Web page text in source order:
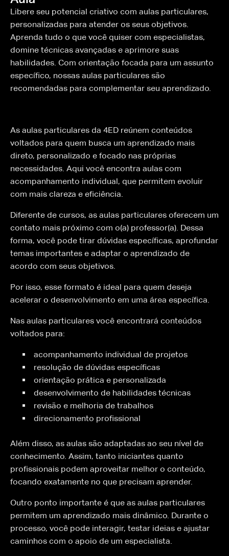
Libere seu potencial criativo com aulas particulares,
personalizadas para atender os seus objetivos.
Aprenda tudo o que você quiser com especialistas,
domine técnicas avançadas e aprimore suas
habilidades. Com orientação focada para um assunto
específico, nossas aulas particulares são
recomendadas para complementar seu aprendizado.
As aulas particulares da 4ED reúnem conteúdos
voltados para quem busca um aprendizado mais
direto, personalizado e focado nas próprias
necessidades. Aqui você encontra aulas com
acompanhamento individual, que permitem evoluir
com mais clareza e eficiência.
Diferente de cursos, as aulas particulares oferecem um
contato mais próximo com o(a) professor(a). Dessa
forma, você pode tirar dúvidas específicas, aprofundar
temas importantes e adaptar o aprendizado de
acordo com seus objetivos.
Por isso, esse formato é ideal para quem deseja
acelerar o desenvolvimento em uma área específica.
Nas aulas particulares você encontrará conteúdos
voltados para:
acompanhamento individual de projetos
resolução de dúvidas específicas
orientação prática e personalizada
desenvolvimento de habilidades técnicas
revisão e melhoria de trabalhos
direcionamento profissional
Além disso, as aulas são adaptadas ao seu nível de
conhecimento. Assim, tanto iniciantes quanto
profissionais podem aproveitar melhor o conteúdo,
focando exatamente no que precisam aprender.
Outro ponto importante é que as aulas particulares
permitem um aprendizado mais dinâmico. Durante o
processo, você pode interagir, testar ideias e ajustar
caminhos com o apoio de um especialista.